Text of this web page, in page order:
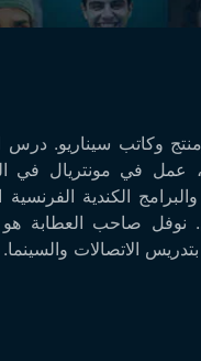
وكاتب سيناريو. درس
1991. بين عامي 1990 و1993، عمل
والبرامج الكندية
نوفل صاحب العطابة
الاتصالات والسينما.